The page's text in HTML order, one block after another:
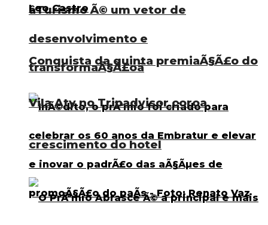
âTurismo Ã© um vetor de
desenvolvimento e
transformaÃ§Ã£oâ
Conquista da quinta premiaÃ§Ã£o do
Vila Aty no Tripadvisor coroa
crescimento do hotel